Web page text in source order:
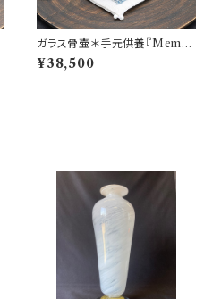
ガラス骨壷＊手元供養『Memor
ies 想いで』＊縦縞模様 ストライ
プシリーズ(ブラウン系)
¥38,500